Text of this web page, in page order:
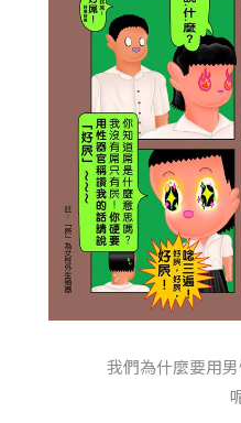
我們為什麼要用